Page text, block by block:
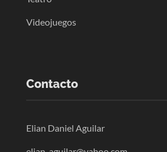
Videojuegos
Contacto
Elian Daniel Aguilar